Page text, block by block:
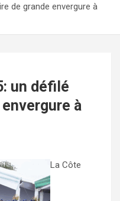
de grande envergure à
un défilé
à
La Côte